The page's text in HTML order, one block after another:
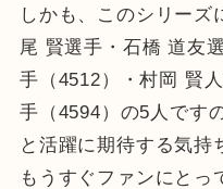
しかも、このシリーズ
尾 賢選手・石橋 道友
手（4512）・村岡 賢
手（4594）の5人です
と活躍に期待する気持
もうすぐファンにとっ